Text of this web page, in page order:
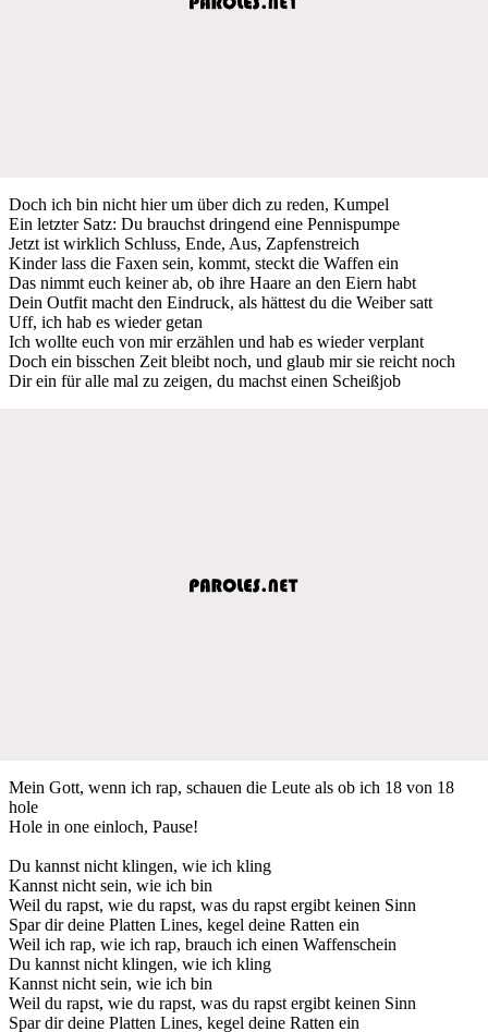
Doch ich bin nicht hier um über dich zu reden, Kumpel
Ein letzter Satz: Du brauchst dringend eine Pennispumpe
Jetzt ist wirklich Schluss, Ende, Aus, Zapfenstreich
Kinder lass die Faxen sein, kommt, steckt die Waffen ein
Das nimmt euch keiner ab, ob ihre Haare an den Eiern habt
Dein Outfit macht den Eindruck, als hättest du die Weiber satt
Uff, ich hab es wieder getan
Ich wollte euch von mir erzählen und hab es wieder verplant
Doch ein bisschen Zeit bleibt noch, und glaub mir sie reicht noch
Dir ein für alle mal zu zeigen, du machst einen Scheißjob
Mein Gott, wenn ich rap, schauen die Leute als ob ich 18 von 18
hole
Hole in one einloch, Pause!
Du kannst nicht klingen, wie ich kling
Kannst nicht sein, wie ich bin
Weil du rapst, wie du rapst, was du rapst ergibt keinen Sinn
Spar dir deine Platten Lines, kegel deine Ratten ein
Weil ich rap, wie ich rap, brauch ich einen Waffenschein
Du kannst nicht klingen, wie ich kling
Kannst nicht sein, wie ich bin
Weil du rapst, wie du rapst, was du rapst ergibt keinen Sinn
Spar dir deine Platten Lines, kegel deine Ratten ein